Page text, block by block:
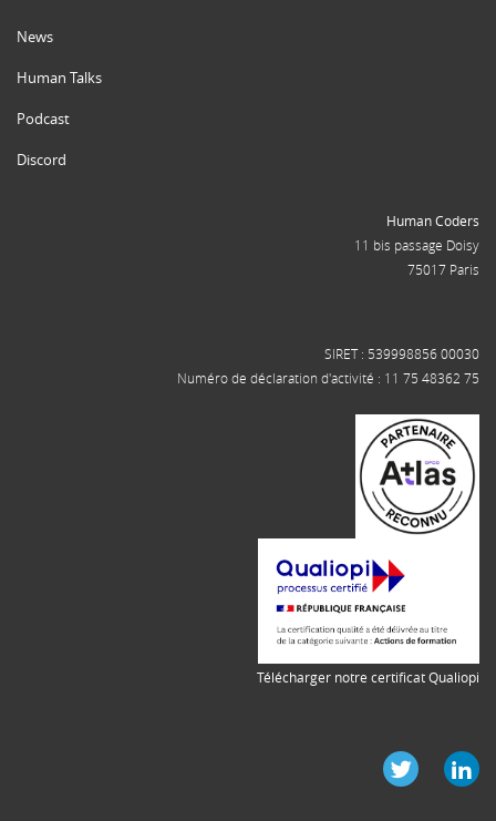
News
Human Talks
Podcast
Discord
Human Coders
11 bis passage Doisy
75017 Paris
SIRET : 539998856 00030
Numéro de déclaration d'activité : 11 75 48362 75
Télécharger notre certificat Qualiopi